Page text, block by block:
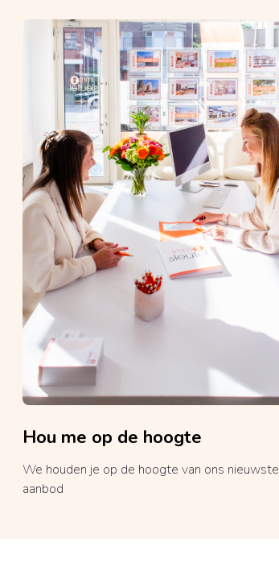
Hou me op de hoogte
We houden je op de hoogte van ons nieuwste
aanbod